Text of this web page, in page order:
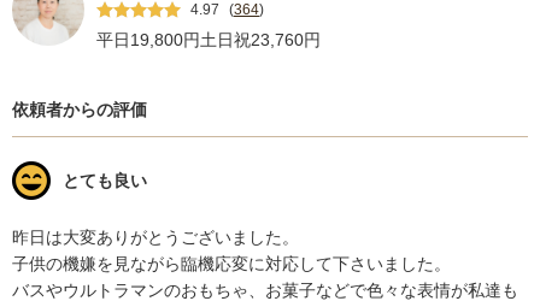
4.97 (364)
平日19,800円土日祝23,760円
依頼者からの評価
とても良い
昨日は大変ありがとうございました。
子供の機嫌を見ながら臨機応変に対応して下さいました。
バスやウルトラマンのおもちゃ、お菓子などで色々な表情が私達も